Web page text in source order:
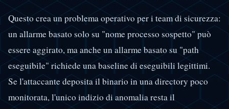
Questo crea un problema operativo per i team di sicurezza:
un allarme basato solo su "nome processo sospetto" può
essere aggirato, ma anche un allarme basato su "path
eseguibile" richiede una baseline di eseguibili legittimi.
Se l'attaccante deposita il binario in una directory poco
monitorata, l'unico indizio di anomalia resta il